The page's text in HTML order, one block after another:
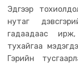
Эдгээр
нутаг
гадаадаас
тухайгаа
Гэрийн